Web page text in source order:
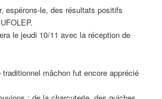
espérons-le, des résultats positifs
le jeudi 10/11 avec la réception de
mâchon fut encore apprécié